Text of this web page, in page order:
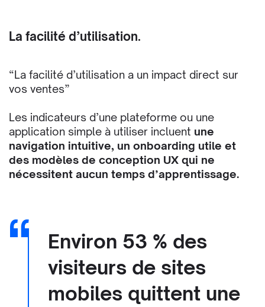
La facilité d’utilisation.
“La facilité d’utilisation a un impact direct sur
vos ventes”
Les indicateurs d’une plateforme ou une
application simple à utiliser incluent une
navigation intuitive, un onboarding utile et
des modèles de conception UX qui ne
nécessitent aucun temps d’apprentissage.
Environ 53 % des
visiteurs de sites
mobiles quittent une